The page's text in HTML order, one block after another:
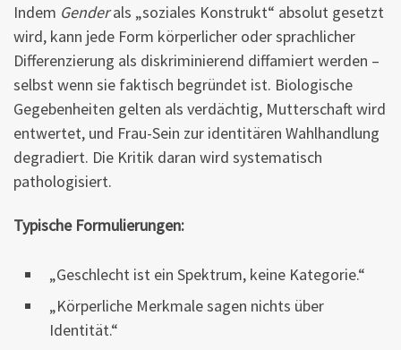
Indem Genderals „soziales Konstrukt“ absolut gesetzt
wird, kann jede Form körperlicher oder sprachlicher
Differenzierung als diskriminierend diffamiert werden –
selbst wenn sie faktisch begründet ist. Biologische
Gegebenheiten gelten als verdächtig, Mutterschaft wird
entwertet, und Frau-Sein zur identitären Wahlhandlung
degradiert. Die Kritik daran wird systematisch
pathologisiert.
Typische Formulierungen:
„Geschlecht ist ein Spektrum, keine Kategorie.“
„Körperliche Merkmale sagen nichts über
Identität.“